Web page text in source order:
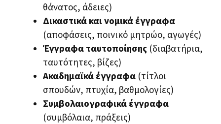
θάνατος, άδειες)
Δικαστικά και νομικά έγγραφα
(αποφάσεις, ποινικό μητρώο, αγωγές)
Έγγραφα ταυτοποίησης (διαβατήρια,
ταυτότητες, βίζες)
Ακαδημαϊκά έγγραφα (τίτλοι
σπουδών, πτυχία, βαθμολογίες)
Συμβολαιογραφικά έγγραφα
(συμβόλαια, πράξεις)